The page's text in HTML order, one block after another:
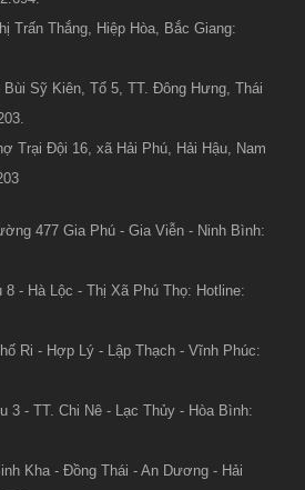
Trấn Thắng, Hiệp Hòa, Bắc Giang:
Bùi Sỹ Kiên, Tổ 5, TT. Đông Hưng, Thái
Trại Đội 16, xã Hải Phú, Hải Hậu, Nam
477 Gia Phú - Gia Viễn - Ninh Bình:
8 - Hà Lộc - Thị Xã Phú Thọ: Hotline:
Ri - Hợp Lý - Lập Thạch - Vĩnh Phúc:
3 - TT. Chi Nê - Lạc Thủy - Hòa Bình:
Kha - Đồng Thái - An Dương - Hải